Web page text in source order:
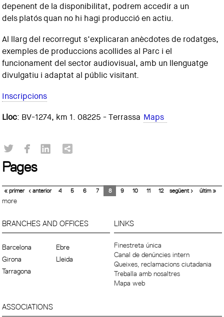
depenent de la disponibilitat, podrem accedir a un
dels platós quan no hi hagi producció en actiu.
Al llarg del recorregut s’explicaran anècdotes de rodatges,
exemples de produccions acollides al Parc i el
funcionament del sector audiovisual, amb un llenguatge
divulgatiu i adaptat al públic visitant.
Inscripcions
Lloc: BV-1274, km 1. 08225 - Terrassa Maps
Pages
« primer ‹ anterior 4 5 6 7 8 9 10 11 12 següent › últim »
more
BRANCHES AND OFFICES
Barcelona
Ebre
Girona
Lleida
Tarragona
LINKS
Finestreta única
Canal de denúncies intern
Queixes, reclamacions ciutadania
Treballa amb nosaltres
Mapa web
ASSOCIATIONS